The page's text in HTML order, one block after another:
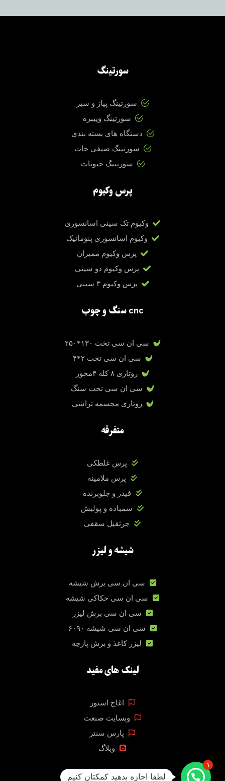
سورتینگ
سورتینگ پیاز و سیر
سورتینگ ویببره
دستگاه های بسته بندی
سورتینگ صیفی جات
سورتینگ حبوبات
پرس وکیوم
وکیوم تک سینی اسانسوری
وکیوم اسانسوری پنوماتیک
پرس وکیوم ممبران
پرس وکیوم دو سینی
پرس وکیوم ۳ سینی
cnc سنگ و چوب
سی ان سی تخت ۱۳۰*۲۵۰
سی ان سی تخت ۲*۴
روتاری ۸ کله ۴محور
سی ان سی تخت سنگ
روتاری مجسمه تراشی
متفرقه
پرس غلطکی
پرس ملامینه
فیدر و جلوبرنده
سمباده و پولیش
جرثقیل سقفی
شیشه و لیزر
سی ان سی برش شیشه
سی ان سی حکاکی شیشه
سی ان سی برش لیزر
سی ان سی شیشه ۶۰۹۰
لیزر کاغذ و برش پارچه
لینک های مفید
اغاج استور
وبسایت صنعت
پارس سنتر
وبلاگ
لطفا اجازه بدهید کمکتان کنیم
۱